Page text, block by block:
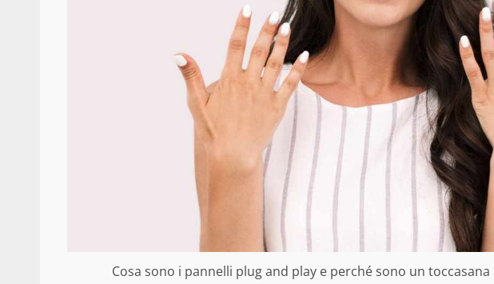
Cosa sono i pannelli plug and play e perché sono un